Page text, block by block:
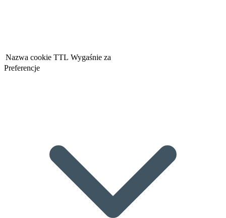
Nazwa cookie TTL Wygaśnie za
Preferencje